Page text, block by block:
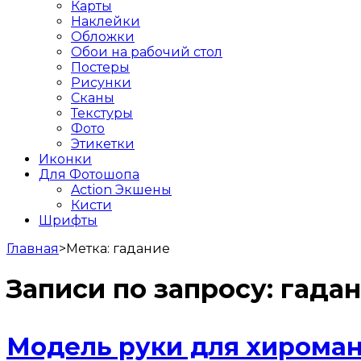
Карты
Наклейки
Обложки
Обои на рабочий стол
Постеры
Рисунки
Сканы
Текстуры
Фото
Этикетки
Иконки
Для Фотошопа
Action Экшены
Кисти
Шрифты
Главная>Метка: гадание
Записи по запросу:
Модель руки для